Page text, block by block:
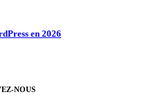
en 2026
NOUS